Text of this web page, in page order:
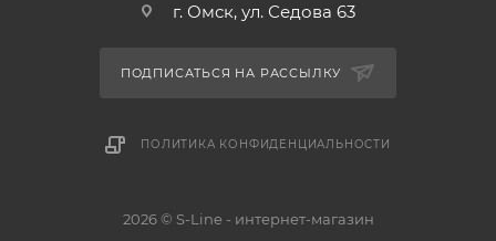
г. Омск, ул. Седова 63
ПОДПИСАТЬСЯ НА РАССЫЛКУ
ПОЛИТИКА КОНФИДЕНЦИАЛЬНОСТИ
2026 © S-Line - интернет-магазин